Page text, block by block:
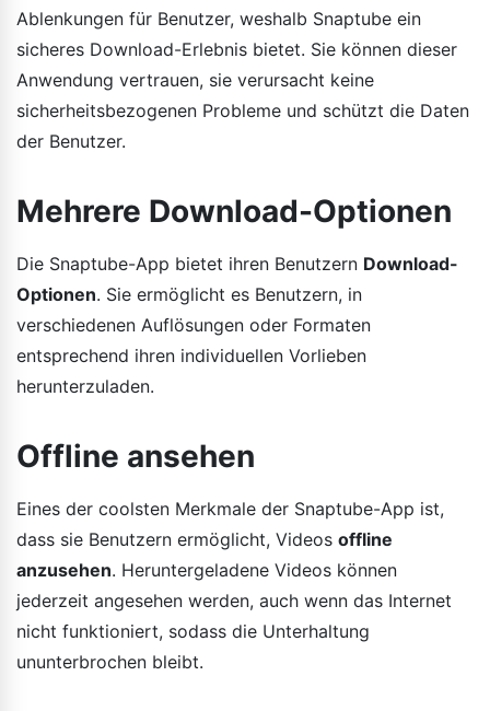
Ablenkungen für Benutzer, weshalb Snaptube ein
sicheres Download-Erlebnis bietet. Sie können dieser
Anwendung vertrauen, sie verursacht keine
sicherheitsbezogenen Probleme und schützt die Daten
der Benutzer.
Mehrere Download-Optionen
Die Snaptube-App bietet ihren Benutzern Download-
Optionen. Sie ermöglicht es Benutzern, in
verschiedenen Auflösungen oder Formaten
entsprechend ihren individuellen Vorlieben
herunterzuladen.
Offline ansehen
Eines der coolsten Merkmale der Snaptube-App ist,
dass sie Benutzern ermöglicht, Videos offline
anzusehen. Heruntergeladene Videos können
jederzeit angesehen werden, auch wenn das Internet
nicht funktioniert, sodass die Unterhaltung
ununterbrochen bleibt.